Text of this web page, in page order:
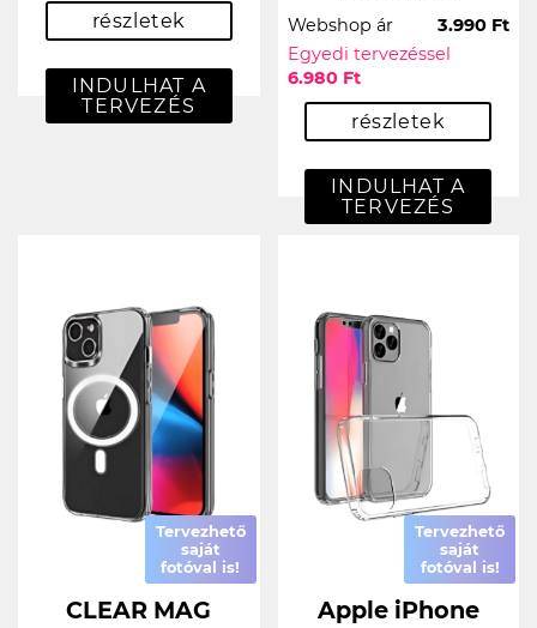
részletek
INDULHAT A
TERVEZÉS
Webshop ár
3.990 Ft
Egyedi tervezéssel
6.980 Ft
részletek
INDULHAT A
TERVEZÉS
Tervezhető
saját
fotóval is!
CLEAR MAG
Tervezhető
saját
fotóval is!
Apple iPhone